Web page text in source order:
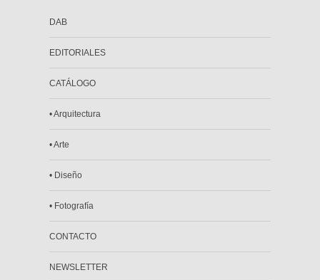
DAB
EDITORIALES
CATÁLOGO
• Arquitectura
• Arte
• Diseño
• Fotografía
CONTACTO
NEWSLETTER